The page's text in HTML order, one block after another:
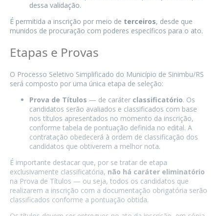
dessa validação.
É permitida a inscrição por meio de terceiros, desde que
munidos de procuração com poderes específicos para o ato.
Etapas e Provas
O Processo Seletivo Simplificado do Município de Sinimbu/RS
será composto por uma única etapa de seleção:
Prova de Títulos — de caráter classificatório. Os
candidatos serão avaliados e classificados com base
nos títulos apresentados no momento da inscrição,
conforme tabela de pontuação definida no edital. A
contratação obedecerá à ordem de classificação dos
candidatos que obtiverem a melhor nota.
É importante destacar que, por se tratar de etapa
exclusivamente classificatória, não há caráter eliminatório
na Prova de Títulos — ou seja, todos os candidatos que
realizarem a inscrição com a documentação obrigatória serão
classificados conforme a pontuação obtida.